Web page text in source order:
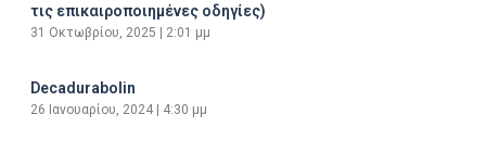
τις επικαιροποιημένες οδηγίες)
31 Οκτωβρίου, 2025 2:01 μμ
Decadurabolin
26 Ιανουαρίου, 2024 4:30 μμ